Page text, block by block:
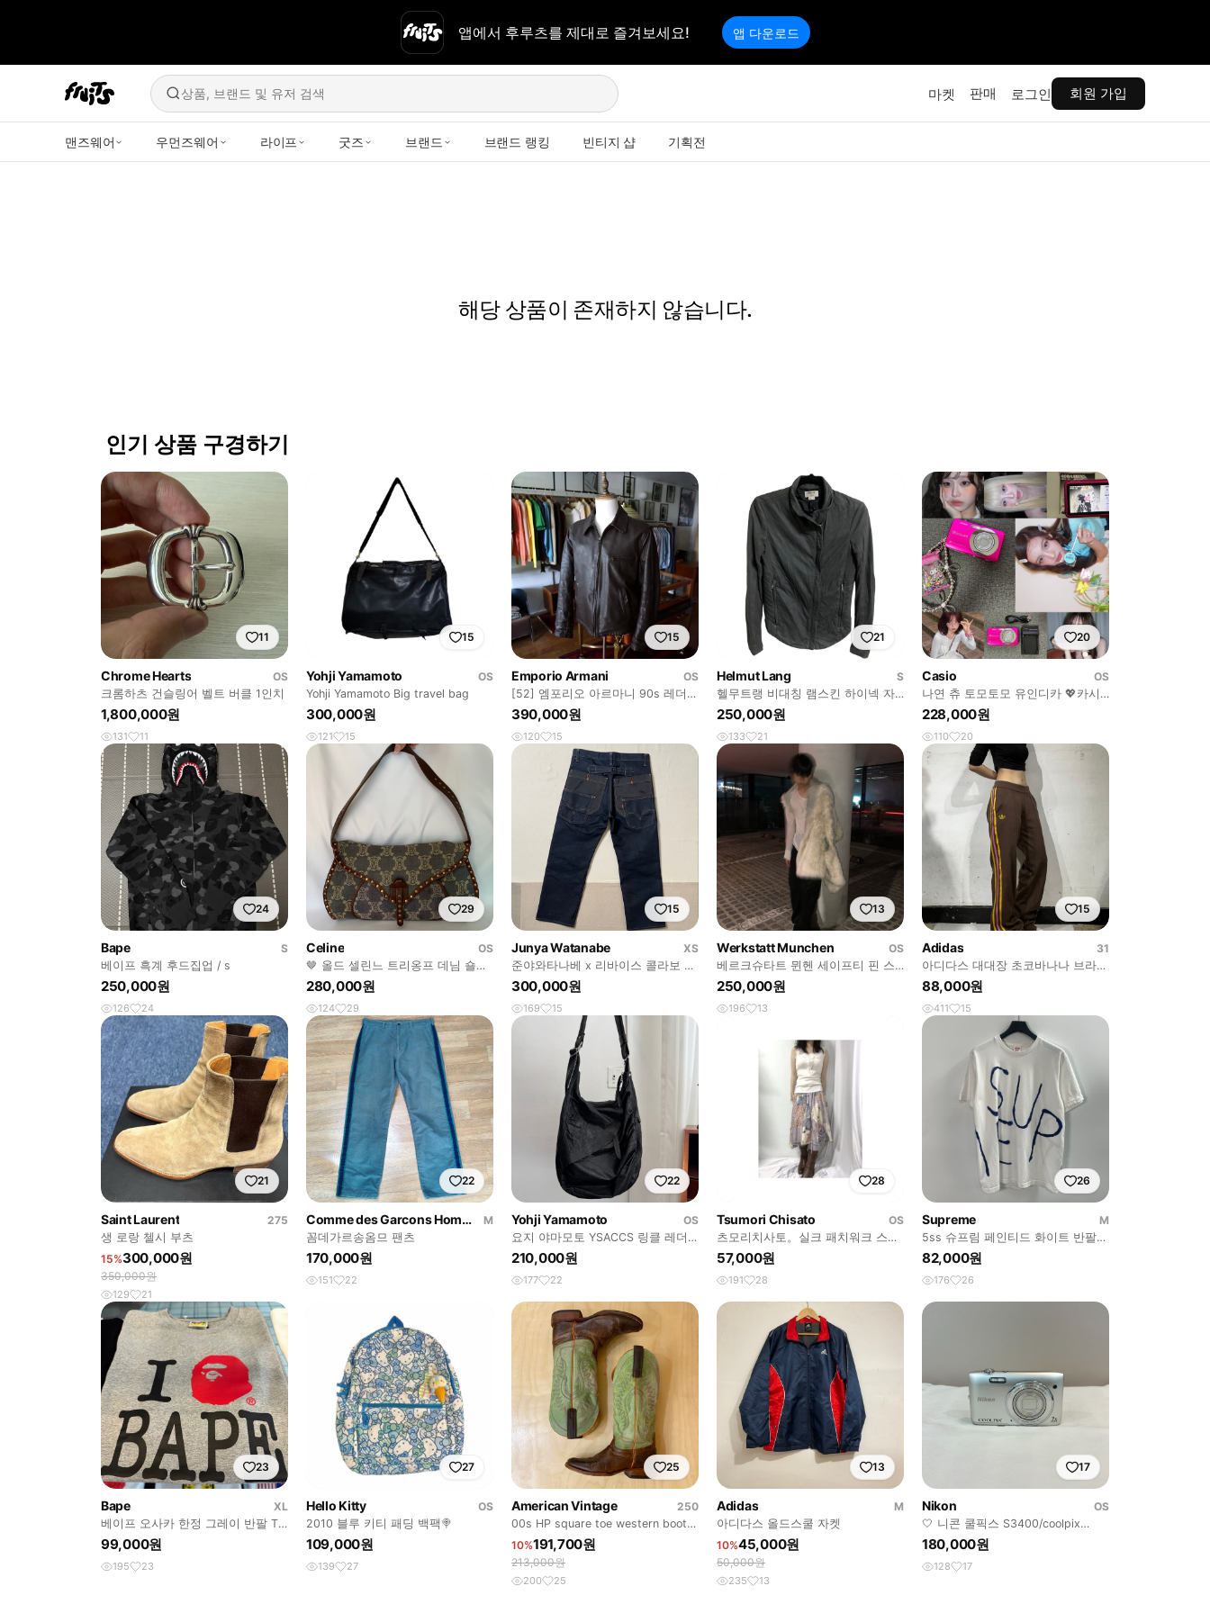
앱에서 후루츠를 제대로 즐겨보세요! 앱 다운로드
상품, 브랜드 및 유저 검색 마켓 판매 로그인 회원 가입
맨즈웨어 우먼즈웨어 라이프 굿즈 브랜드 브랜드 랭킹 빈티지 샵 기획전
해당 상품이 존재하지 않습니다.
인기 상품 구경하기
11
Chrome Hearts
OS
크롬하츠 건슬링어 벨트 버클 1인치
1,800,000원
131 11
15
Yohji Yamamoto
OS
Yohji Yamamoto Big travel bag
300,000원
121 15
15
Emporio Armani
OS
[52] 엠포리오 아르마니 90s 레더자
켓
390,000원
120 15
21
Helmut Lang
S
헬무트랭 비대칭 램스킨 하이넥 자
켓
250,000원
133 21
20
Casio
OS
나연 츄 토모토모 유인디카 💖카시
오 엑슬림 EX-Z80 (비비드핑크)
228,000원
110 20
24
Bape
S
베이프 흑계 후드집업 / s
250,000원
126 24
29
Celine
OS
🤎 올드 셀린느 트리옹프 데님 숄더
백
280,000원
124 29
15
Junya Watanabe
XS
준야와타나베 x 리바이스 콜라보 신
치백 데님팬츠
300,000원
169 15
13
Werkstatt Munchen
OS
베르크슈타트 뮌헨 세이프티 핀 스
컬 네크리스
250,000원
196 13
15
Adidas
31
아디다스 대대장 초코바나나 브라운
와이드 트레이닝 팬츠 추리닝 바지
88,000원
411 15
21
Saint Laurent
275
생 로랑 첼시 부츠
15%300,000원
350,000원
129 21
22
Comme des Garcons Homme
M
꼼데가르송옴므 팬츠
170,000원
151 22
22
Yohji Yamamoto
OS
요지 야마모토 YSACCS 링클 레더
2way 숄더백
210,000원
177 22
28
Tsumori Chisato
OS
츠모리치사토。실크 패치워크 스커
트
57,000원
191 28
26
Supreme
M
5ss 슈프림 페인티드 화이트 반팔티
(on.1669)
82,000원
176 26
23
Bape
XL
베이프 오사카 한정 그레이 반팔 T-
shirt
99,000원
195 23
27
Hello Kitty
OS
2010 블루 키티 패딩 백팩🍭
109,000원
139 27
25
American Vintage
250
00s HP square toe western boots
스퀘어토 웨스턴
10%191,700원
213,000원
200 25
13
Adidas
M
아디다스 올드스쿨 자켓
10%45,000원
50,000원
235 13
17
Nikon
OS
🤍 니콘 쿨픽스 S3400/coolpix
s3400 실버 [영어지원]
180,000원
128 17